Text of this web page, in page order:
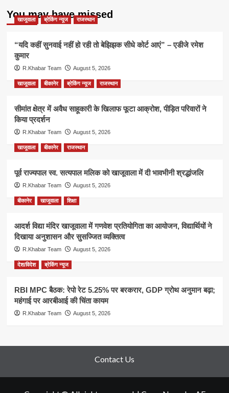
You may have missed
खाजूवाला ब्रेकिंग न्यूज राजस्थान
“यदि कहीं सुनवाई नहीं हो रही तो बेझिझक सीधे कोर्ट आएं” – एडीजे रमेश
कुमार
R.Khabar Team August 5, 2026
खाजूवाला बीकानेर ब्रेकिंग न्यूज राजस्थान
सीमांत क्षेत्र में अवैध साहूकारी के खिलाफ फूटा आक्रोश, पीड़ित परिवारों ने
किया प्रदर्शन
R.Khabar Team August 5, 2026
खाजूवाला बीकानेर राजस्थान
पूर्व राज्यपाल स्व. सत्यपाल मलिक को खाजूवाला में दी भावभीनी श्रद्धांजलि
R.Khabar Team August 5, 2026
बीकानेर खाजूवाला शिक्षा
आदर्श विद्या मंदिर खाजूवाला में गणवेश प्रतियोगिता का आयोजन, विद्यार्थियों ने
दिखाया अनुशासन और सुसज्जित व्यक्तित्व
R.Khabar Team August 5, 2026
देश/विदेश ब्रेकिंग न्यूज
RBI MPC बैठक: रेपो रेट 5.25% पर बरकरार, GDP ग्रोथ अनुमान बढ़ा;
महंगाई पर आरबीआई की चिंता कायम
R.Khabar Team August 5, 2026
Contact Us